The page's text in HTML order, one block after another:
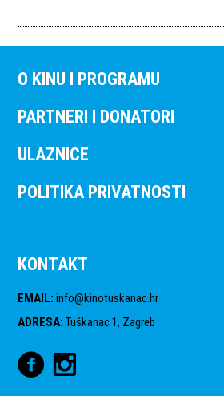
O KINU I PROGRAMU
PARTNERI I DONATORI
ULAZNICE
POLITIKA PRIVATNOSTI
KONTAKT
EMAIL: info@kinotuskanac.hr
ADRESA: Tuškanac 1, Zagreb